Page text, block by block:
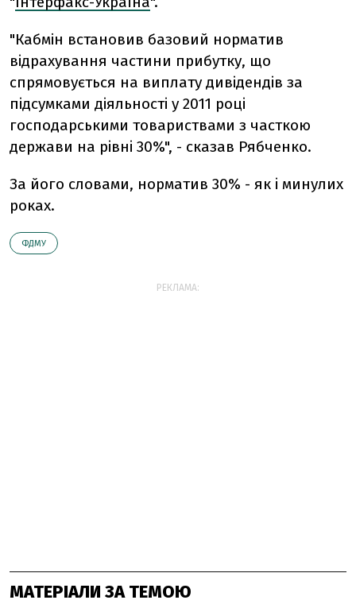
"Кабмін встановив базовий норматив
вiдрахування частини прибутку, що
спрямовується на виплату дивiдендiв за
пiдсумками дiяльностi у 2011 роцi
господарськими товариствами з часткою
держави на рiвнi 30%", - сказав Рябченко.
За його словами, норматив 30% - як i минулих
роках.
ФДМУ
РЕКЛАМА:
МАТЕРІАЛИ ЗА ТЕМОЮ